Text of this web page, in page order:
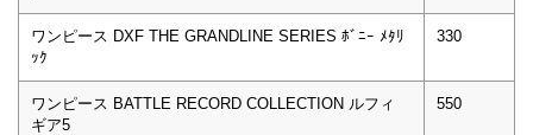
ワンピース DXF THE GRANDLINE SERIES ﾎﾞﾆｰ ﾒﾀﾘ
ｯｸ
330
ワンピース BATTLE RECORD COLLECTION ルフィ
ギア5
550